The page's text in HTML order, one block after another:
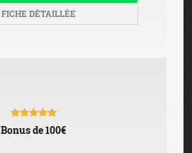
FICHE DÉTAILLÉE
Bonus de 100€